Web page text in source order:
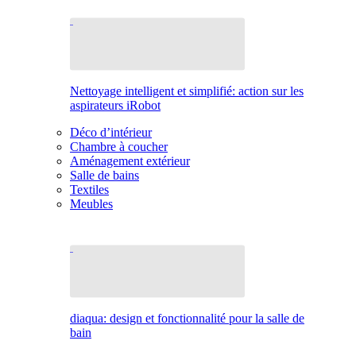
Nettoyage intelligent et simplifié: action sur les
aspirateurs iRobot
Déco d’intérieur
Chambre à coucher
Aménagement extérieur
Salle de bains
Textiles
Meubles
diaqua: design et fonctionnalité pour la salle de
bain